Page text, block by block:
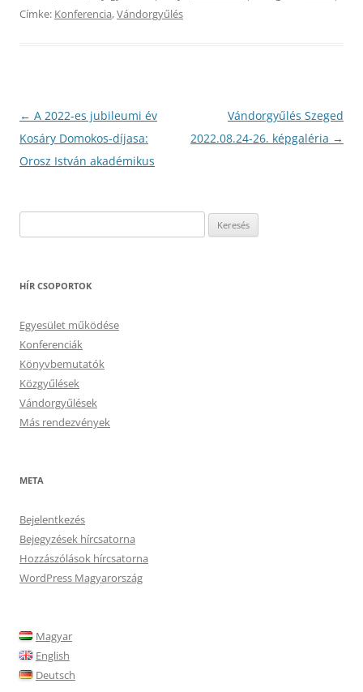
Címke: Konferencia,Vándorgyűlés
Bejegyzés
navigáció
← A 2022-es jubileumi év
Kosáry Domokos-díjasa:
Orosz István akadémikus
Vándorgyűlés Szeged
2022.08.24-26. képgaléria →
HÍR CSOPORTOK
Egyesület működése
Konferenciák
Könyvbemutatók
Közgyűlések
Vándorgyűlések
Más rendezvények
META
Bejelentkezés
Bejegyzések hírcsatorna
Hozzászólások hírcsatorna
WordPress Magyarország
Magyar
English
Deutsch